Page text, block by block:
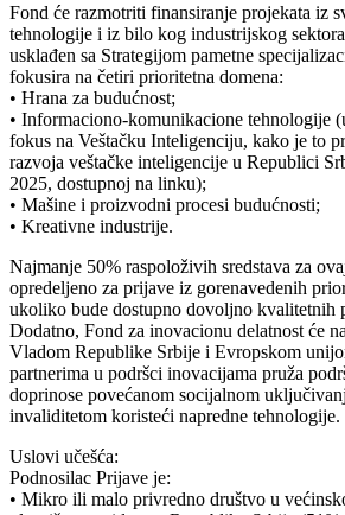
Fond će razmotriti finansiranje projekata iz
tehnologije i iz bilo kog industrijskog
usklađen sa Strategijom pametne
fokusira na četiri prioritetna domena:
• Hrana za budućnost;
• Informaciono-komunikacione tehnologije
fokus na Veštačku Inteligenciju, kako je to
razvoja veštačke inteligencije u Republici
2025, dostupnoj na linku);
• Mašine i proizvodni procesi budućnosti;
• Kreativne industrije.
Najmanje 50% raspoloživih sredstava za
opredeljeno za prijave iz gorenavedenih
ukoliko bude dostupno dovoljno kvalitetnih
Dodatno, Fond za inovacionu delatnost će
Vladom Republike Srbije i Evropskom
partnerima u podršci inovacijama pruža
doprinose povećanom socijalnom
invaliditetom koristeći napredne tehnologije.
Uslovi učešća:
Podnosilac Prijave je:
• Mikro ili malo privredno društvo u